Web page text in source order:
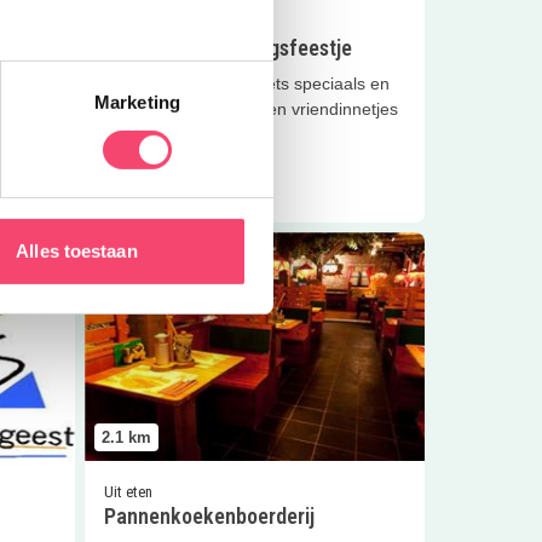
Marketing
Alles toestaan
CORPUS verjaardagsfeestje
Maak van je partijtje iets speciaals en
kom met je vriendjes en vriendinnetjes
naar CORPUS! 6+
2.1 km
Uit eten
Pannenkoekenboerderij
Lees meer Pannenkoekenboerderij